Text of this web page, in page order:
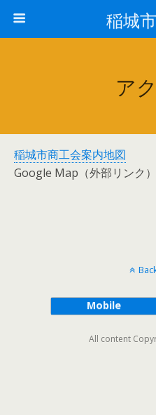
稲城
ア
稲城市商工会案内地図
Google Map（外部リンク）
Mobile
All content